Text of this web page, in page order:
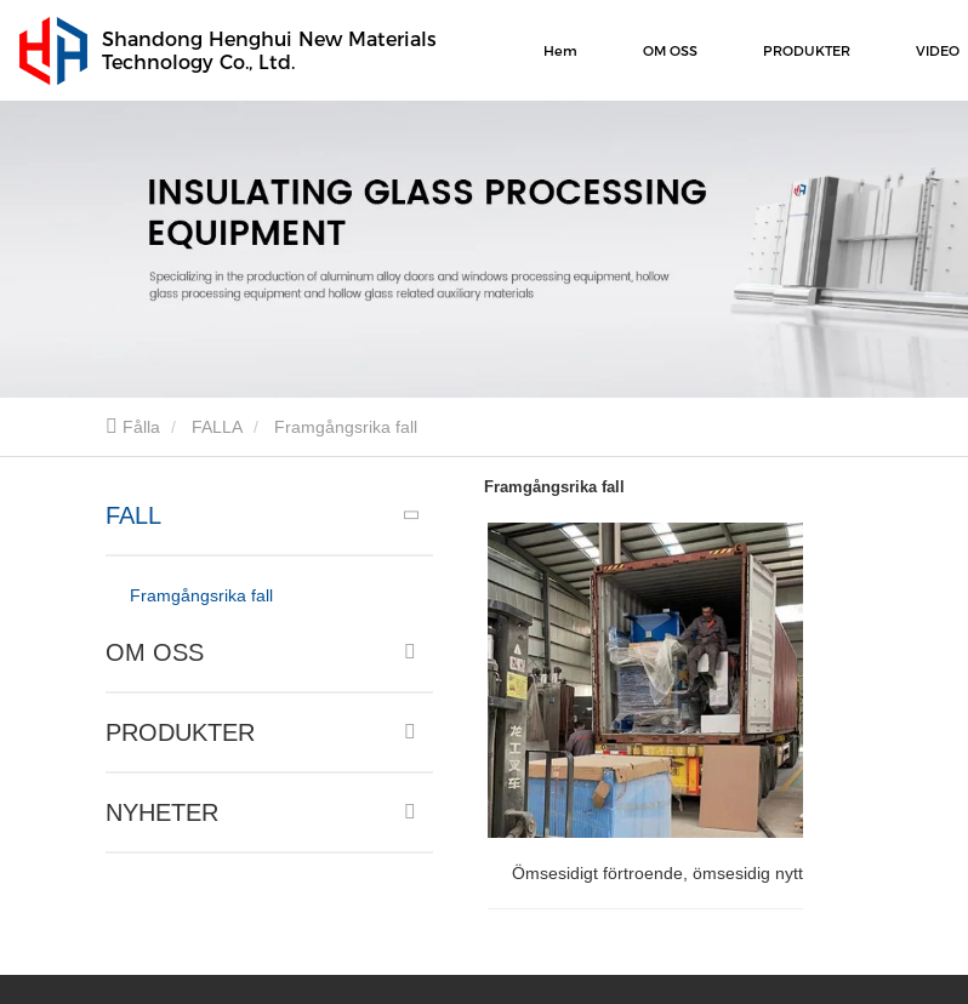
Shandong Henghui New Materials
Technology Co., Ltd.
Hem OM OSS PRODUKTER VIDEO
Fålla FALLA Framgångsrika fall
FALL
Framgångsrika fall
OM OSS
PRODUKTER
NYHETER
Framgångsrika fall
Ömsesidigt förtroende, ömsesidig nytta och win-win situation